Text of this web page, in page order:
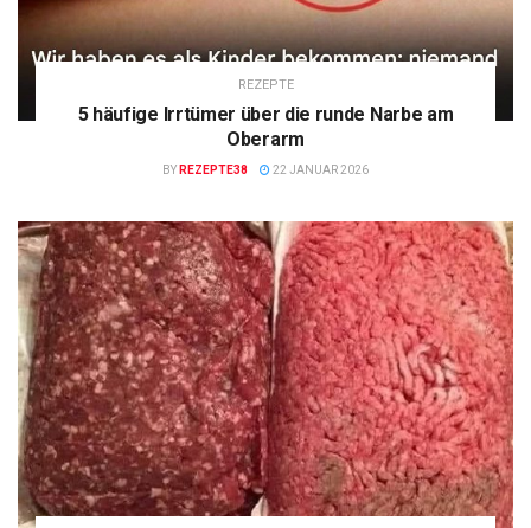
REZEPTE
5 häufige Irrtümer über die runde Narbe am
Oberarm
BY REZEPTE38 22 JANUAR 2026